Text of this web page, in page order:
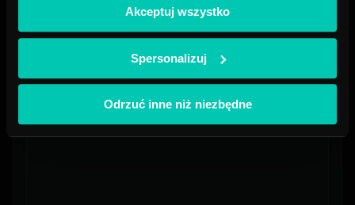
Akceptuj wszystko
Spersonalizuj
Odrzuć inne niż niezbędne